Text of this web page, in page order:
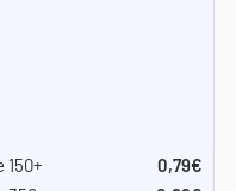
0,79€